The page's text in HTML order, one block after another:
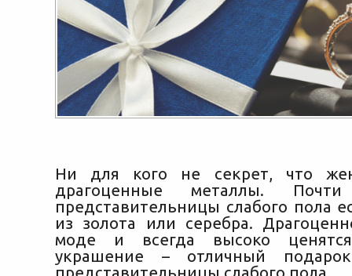
Ни для кого не секрет, что
драгоценные металлы.
представительницы слабого пола
из золота или серебра.
моде и всегда высоко
украшение – отличный